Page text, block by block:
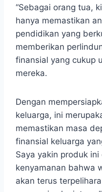
“Sebagai orang tua,
hanya memastikan
pendidikan yang
memberikan
finansial yang cukup
mereka.
Dengan
keluarga, ini
memastikan masa
finansial keluarga
Saya yakin produk
kenyamanan bahwa
akan terus